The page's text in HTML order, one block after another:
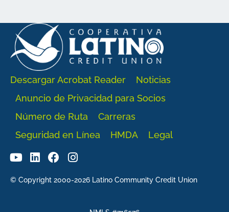
Descargar Acrobat Reader
Noticias
Anuncio de Privacidad para Socios
Número de Ruta
Carreras
Seguridad en Línea
HMDA Legal
© Copyright 2000-2026 Latino Community Credit Union